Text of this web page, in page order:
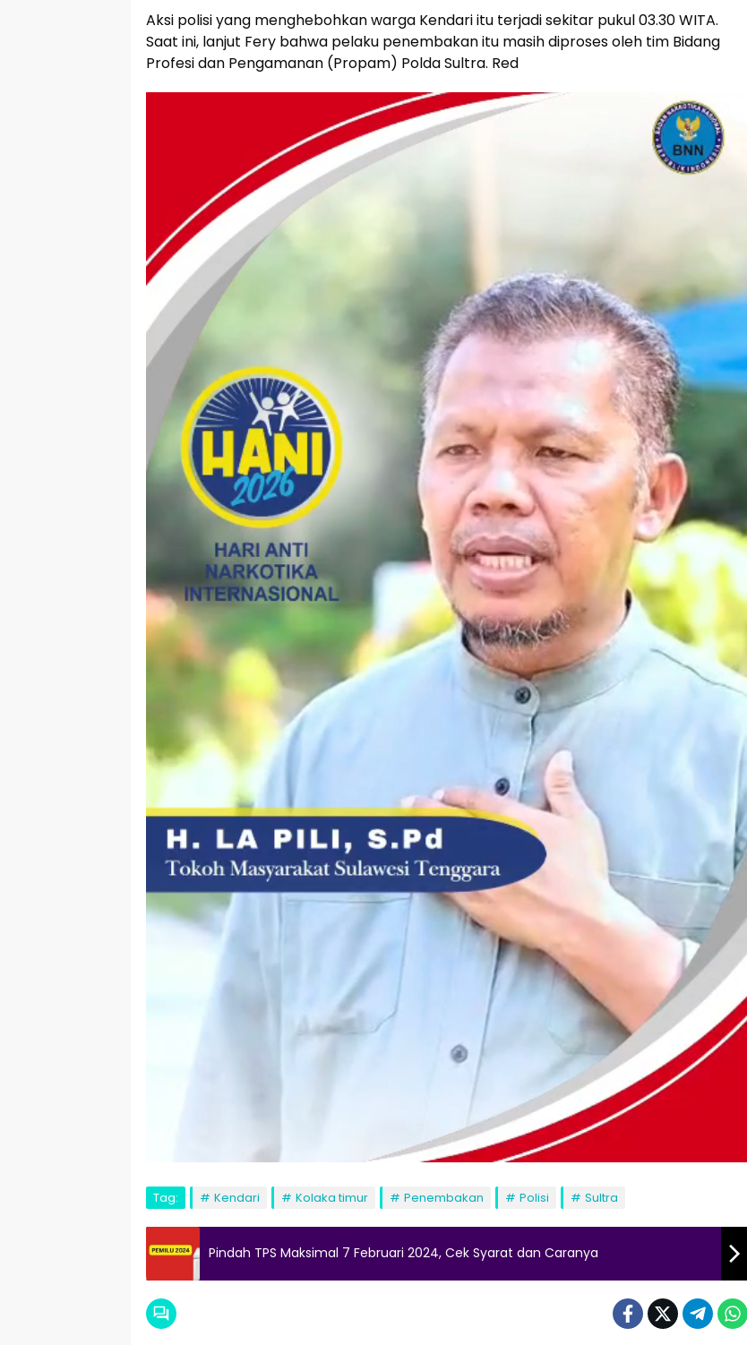
Aksi polisi yang menghebohkan warga Kendari itu terjadi sekitar pukul 03.30 WITA.
Saat ini, lanjut Fery bahwa pelaku penembakan itu masih diproses oleh tim Bidang
Profesi dan Pengamanan (Propam) Polda Sultra. Red
Tag: Kendari Kolaka timur Penembakan Polisi Sultra
Pindah TPS Maksimal 7 Februari 2024, Cek Syarat dan Caranya